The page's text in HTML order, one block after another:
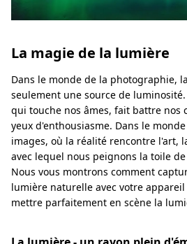
La magie de la lumière
Dans le monde de la photographie,
seulement une source de
qui touche nos âmes, fait battre
yeux d'enthousiasme. Dans le
images, où la réalité rencontre l'art,
avec lequel nous peignons la toile
Nous vous montrons comment
lumière naturelle avec votre
mettre parfaitement en scène la